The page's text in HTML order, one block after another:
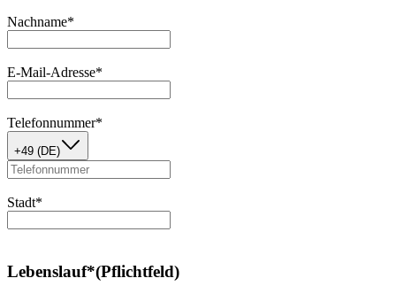
Nachname*
E-Mail-Adresse*
Telefonnummer*
+49 (DE)
Stadt*
Lebenslauf*(Pflichtfeld)